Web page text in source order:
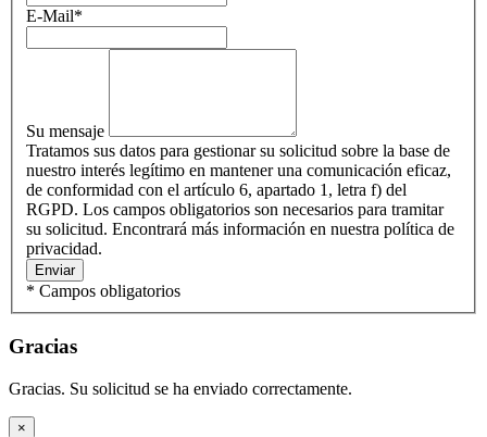
E-Mail*
Su mensaje
Tratamos sus datos para gestionar su solicitud sobre la base de
nuestro interés legítimo en mantener una comunicación eficaz,
de conformidad con el artículo 6, apartado 1, letra f) del
RGPD. Los campos obligatorios son necesarios para tramitar
su solicitud. Encontrará más información en nuestra política de
privacidad.
Enviar
* Campos obligatorios
Gracias
Gracias. Su solicitud se ha enviado correctamente.
×